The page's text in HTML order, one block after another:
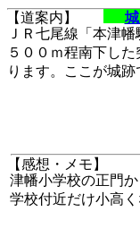
【道案内】
【感想・メモ】
ＪＲ七尾線「本津
５００ｍ程南下し
ります。ここが城
津幡小学校の正門
学校付近だけ小高